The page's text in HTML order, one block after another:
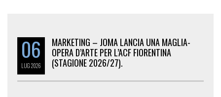
06
LUG2026
MARKETING – JOMA LANCIA UNA MAGLIA-
OPERA D’ARTE PER L’ACF FIORENTINA
(STAGIONE 2026/27).